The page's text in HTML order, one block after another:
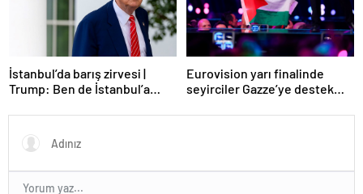
İstanbul’da barış zirvesi |
Trump: Ben de İstanbul’a
Eurovision yarı finalinde
seyirciler Gazze’ye destek